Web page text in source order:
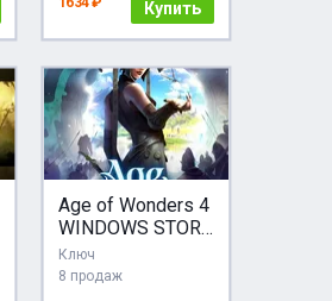
Купить
Age of Wonders 4
WINDOWS STORE
КОД
Ключ
8 продаж